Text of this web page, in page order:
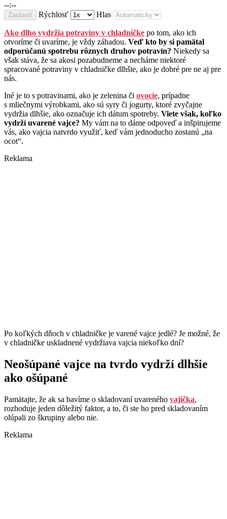
--:--
Zastaviť Rýchlosť Hlas
Ako dlho vydržia potraviny v chladničke po tom, ako ich
otvoríme či uvaríme, je vždy záhadou. Veď kto by si pamätal
odporúčanú spotrebu rôznych druhov potravín? Niekedy sa
však stáva, že sa akosi pozabudneme a necháme niektoré
spracované potraviny v chladničke dlhšie, ako je dobré pre ne aj pre
nás.
Iné je to s potravinami, ako je zelenina či ovocie, prípadne
s mliečnymi výrobkami, ako sú syry či jogurty, ktoré zvyčajne
vydržia dlhšie, ako označuje ich dátum spotreby. Viete však, koľko
vydrží uvarené vajce? My vám na to dáme odpoveď a inšpirujeme
vás, ako vajcia natvrdo využiť, keď vám jednoducho zostanú „na
ocot“.
Reklama
Po koľkých dňoch v chladničke je varené vajce jedlé? Je možné, že
v chladničke uskladnené vydržiava vajcia niekoľko dní?
Neošúpané vajce na tvrdo vydrží dlhšie
ako ošúpané
Pamätajte, že ak sa bavíme o skladovaní uvareného vajíčka,
rozhoduje jeden dôležitý faktor, a to, či ste ho pred skladovaním
olúpali zo škrupiny alebo nie.
Reklama